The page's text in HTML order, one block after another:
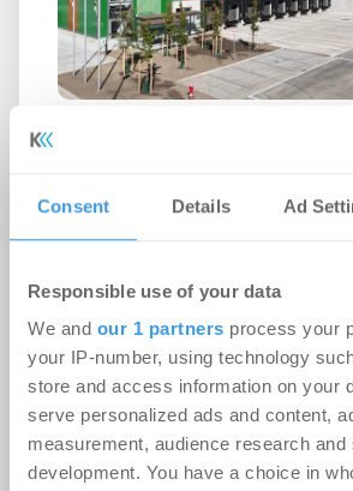
Consent Details Ad
Responsible use of your data
We and our 1 partners process your
your IP-number, using technology
store and access information on your
serve personalized ads and content,
measurement, audience research and
development. You have a choice in
OMNIDOCKS und
Logistik | Projekte 06.08.2026
registriert, erstellen Sie sich jetzt
kostenlosen Account, um auf die